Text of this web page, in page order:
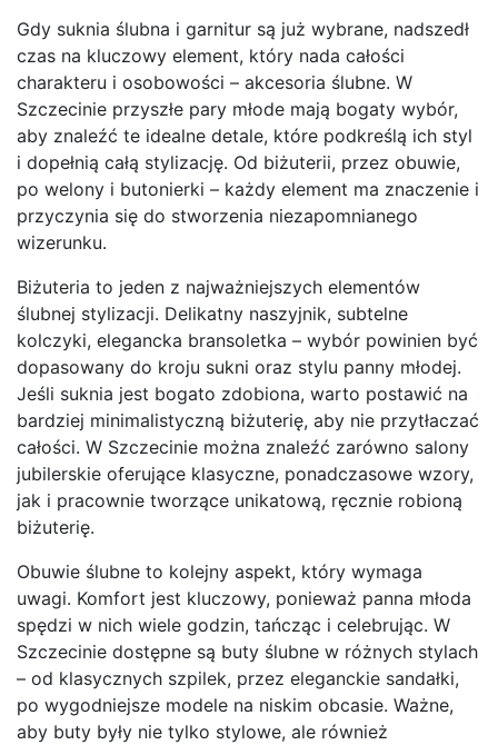
Gdy suknia ślubna i garnitur są już wybrane, nadszedł
czas na kluczowy element, który nada całości
charakteru i osobowości – akcesoria ślubne. W
Szczecinie przyszłe pary młode mają bogaty wybór,
aby znaleźć te idealne detale, które podkreślą ich styl
i dopełnią całą stylizację. Od biżuterii, przez obuwie,
po welony i butonierki – każdy element ma znaczenie i
przyczynia się do stworzenia niezapomnianego
wizerunku.
Biżuteria to jeden z najważniejszych elementów
ślubnej stylizacji. Delikatny naszyjnik, subtelne
kolczyki, elegancka bransoletka – wybór powinien być
dopasowany do kroju sukni oraz stylu panny młodej.
Jeśli suknia jest bogato zdobiona, warto postawić na
bardziej minimalistyczną biżuterię, aby nie przytłaczać
całości. W Szczecinie można znaleźć zarówno salony
jubilerskie oferujące klasyczne, ponadczasowe wzory,
jak i pracownie tworzące unikatową, ręcznie robioną
biżuterię.
Obuwie ślubne to kolejny aspekt, który wymaga
uwagi. Komfort jest kluczowy, ponieważ panna młoda
spędzi w nich wiele godzin, tańcząc i celebrując. W
Szczecinie dostępne są buty ślubne w różnych stylach
– od klasycznych szpilek, przez eleganckie sandałki,
po wygodniejsze modele na niskim obcasie. Ważne,
aby buty były nie tylko stylowe, ale również